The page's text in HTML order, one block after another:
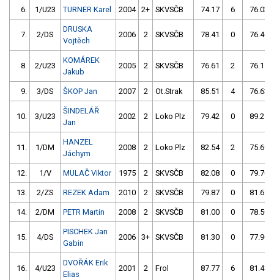
6. 1/U23 TURNER Karel 2004 2+ SKVSČB 74.17 6 76.03
7. 2/DS
DRUSKA
Vojtěch
2006 2 SKVSČB 78.41 0 76.46
8. 2/U23
KOMÁREK
Jakub
2005 2 SKVSČB 76.61 2 76.15
9. 3/DS ŠKOP Jan 2007 2 Ot.Strak 85.51 4 76.63
10. 3/U23
ŠINDELÁŘ
Jan
2002 2 Loko Plz 79.42 0 89.25
11. 1/DM
HANZEL
Jáchym
2008 2 Loko Plz 82.54 2 75.69
12. 1/V MULAČ Viktor 1975 2 SKVSČB 82.08 0 79.70
13. 2/ZS REZEK Adam 2010 2 SKVSČB 79.87 0 81.67
14. 2/DM PETR Martin 2008 2 SKVSČB 81.00 0 78.50
15. 4/DS
PISCHEK Jan
Gabin
2006 3+ SKVSČB 81.30 0 77.90
16. 4/U23
DVOŘÁK Erik
Elias
2001 2 Frol 87.77 6 81.48